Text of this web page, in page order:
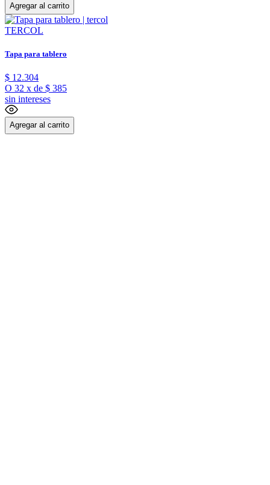
Agregar al carrito
TERCOL
Tapa para tablero
$ 12.304
O 32 x de $ 385
sin intereses
Agregar al carrito